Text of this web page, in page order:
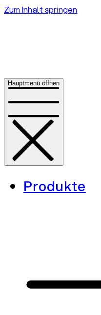
Zum Inhalt springen
Hauptmenü öffnen
Produkte